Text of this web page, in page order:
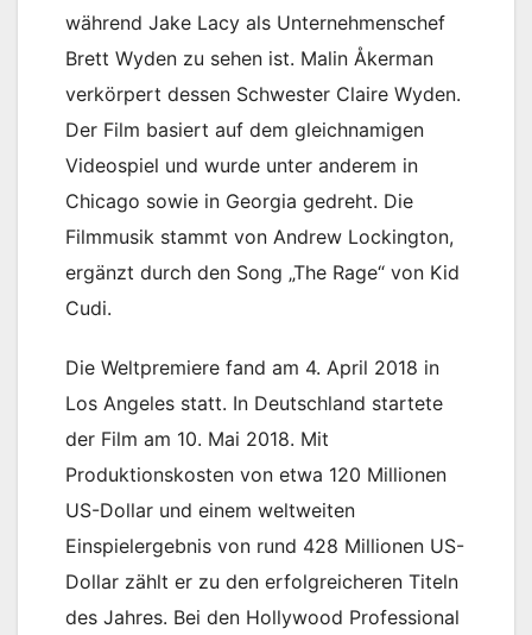
während Jake Lacy als Unternehmenschef
Brett Wyden zu sehen ist. Malin Åkerman
verkörpert dessen Schwester Claire Wyden.
Der Film basiert auf dem gleichnamigen
Videospiel und wurde unter anderem in
Chicago sowie in Georgia gedreht. Die
Filmmusik stammt von Andrew Lockington,
ergänzt durch den Song „The Rage“ von Kid
Cudi.
Die Weltpremiere fand am 4. April 2018 in
Los Angeles statt. In Deutschland startete
der Film am 10. Mai 2018. Mit
Produktionskosten von etwa 120 Millionen
US-Dollar und einem weltweiten
Einspielergebnis von rund 428 Millionen US-
Dollar zählt er zu den erfolgreicheren Titeln
des Jahres. Bei den Hollywood Professional